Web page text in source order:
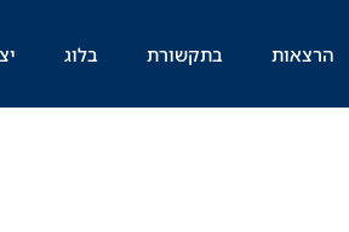
הרצאות בתקשורת בלוג